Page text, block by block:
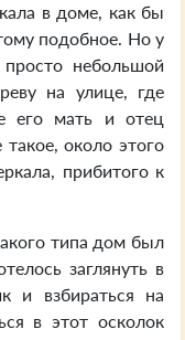
в доме, как бы
подобное. Но у
небольшой
на улице, где
его мать и отец
около этого
прибитого к
типа дом был
заглянуть в
и взбираться на
в этот осколок